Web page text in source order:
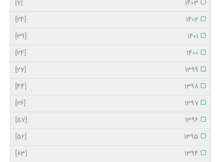
1403
[7]
1402
[24]
1401
[39]
1400
[24]
1399
[27]
1398
[44]
1397
[26]
1396
[57]
1395
[52]
1394
[83]